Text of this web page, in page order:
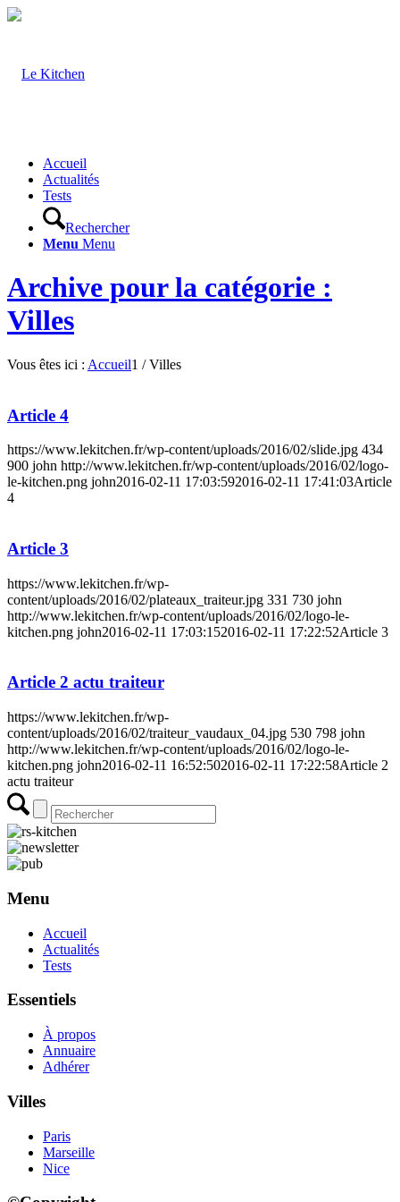
Accueil
Actualités
Tests
Rechercher
Menu Menu
Archive pour la catégorie :
Villes
Vous êtes ici : Accueil1 / Villes
Article 4
https://www.lekitchen.fr/wp-content/uploads/2016/02/slide.jpg 434
900 john http://www.lekitchen.fr/wp-content/uploads/2016/02/logo-
le-kitchen.png john2016-02-11 17:03:592016-02-11 17:41:03Article
4
Article 3
https://www.lekitchen.fr/wp-
content/uploads/2016/02/plateaux_traiteur.jpg 331 730 john
http://www.lekitchen.fr/wp-content/uploads/2016/02/logo-le-
kitchen.png john2016-02-11 17:03:152016-02-11 17:22:52Article 3
Article 2 actu traiteur
https://www.lekitchen.fr/wp-
content/uploads/2016/02/traiteur_vaudaux_04.jpg 530 798 john
http://www.lekitchen.fr/wp-content/uploads/2016/02/logo-le-
kitchen.png john2016-02-11 16:52:502016-02-11 17:22:58Article 2
actu traiteur
Menu
Accueil
Actualités
Tests
Essentiels
À propos
Annuaire
Adhérer
Villes
Paris
Marseille
Nice